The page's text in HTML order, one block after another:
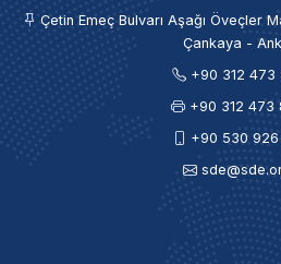
Çetin Emeç Bulvarı Aşağı Öveçler
Çankaya -
+90 312 473
+90 312 473
+90 530 926